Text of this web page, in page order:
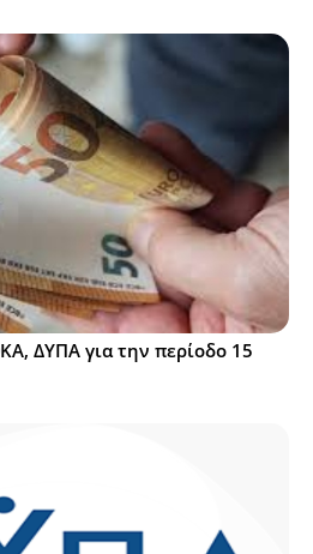
ΔΥΠΑ για την περίοδο 15